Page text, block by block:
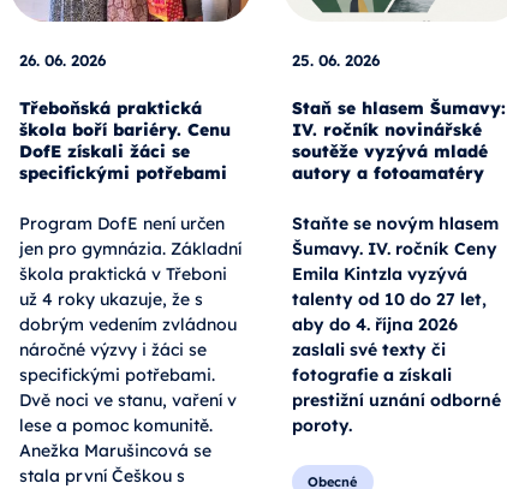
26. 06. 2026
Třeboňská praktická
škola boří bariéry. Cenu
DofE získali žáci se
specifickými potřebami
Program DofE není určen
jen pro gymnázia. Základní
škola praktická v Třeboni
už 4 roky ukazuje, že s
dobrým vedením zvládnou
náročné výzvy i žáci se
specifickými potřebami.
Dvě noci ve stanu, vaření v
lese a pomoc komunitě.
Anežka Marušincová se
stala první Češkou s
25. 06. 2026
Staň se hlasem Šumavy:
IV. ročník novinářské
soutěže vyzývá mladé
autory a fotoamatéry
Staňte se novým hlasem
Šumavy. IV. ročník Ceny
Emila Kintzla vyzývá
talenty od 10 do 27 let,
aby do 4. října 2026
zaslali své texty či
fotografie a získali
prestižní uznání odborné
poroty.
Obecné